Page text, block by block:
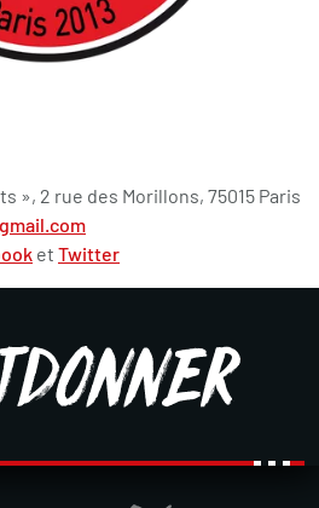
», 2 rue des Morillons, 75015 Paris
et Twitter